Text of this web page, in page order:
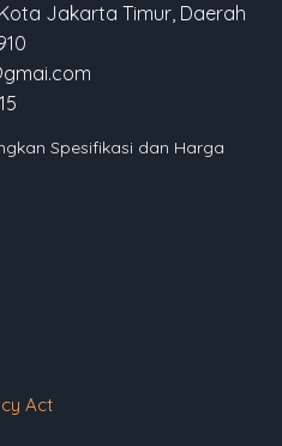
Jakarta Timur, Daerah
Spesifikasi dan Harga
Act